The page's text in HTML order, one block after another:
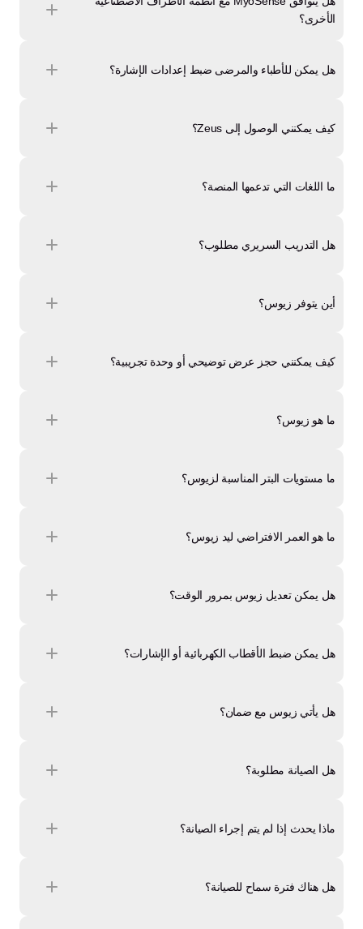
الأخرى؟
هل يمكن للأطباء والمرضى ضبط إعدادات الإشارة؟
كيف يمكنني الوصول إلى Zeus؟
ما اللغات التي تدعمها المنصة؟
هل التدريب السريري مطلوب؟
أين يتوفر زيوس؟
كيف يمكنني حجز عرض توضيحي أو وحدة تجريبية؟
ما هو زيوس؟
ما مستويات البتر المناسبة لزيوس؟
ما هو العمر الافتراضي ليد زيوس؟
هل يمكن تعديل زيوس بمرور الوقت؟
هل يمكن ضبط الأقطاب الكهربائية أو الإشارات؟
هل يأتي زيوس مع ضمان؟
هل الصيانة مطلوبة؟
ماذا يحدث إذا لم يتم إجراء الصيانة؟
هل هناك فترة سماح للصيانة؟